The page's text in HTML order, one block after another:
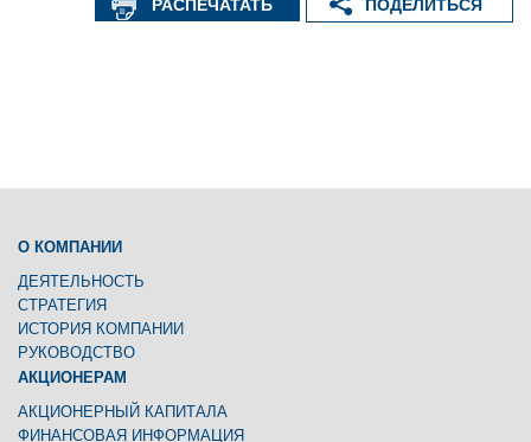
O КОМПАНИИ
ДЕЯТЕЛЬНОСТЬ
СТРАТЕГИЯ
ИСТОРИЯ КОМПАНИИ
РУКОВОДСТВО
АКЦИОНЕРАМ
АКЦИОНЕРНЫЙ КАПИТАЛА
ФИНАНСОВАЯ ИНФОРМАЦИЯ